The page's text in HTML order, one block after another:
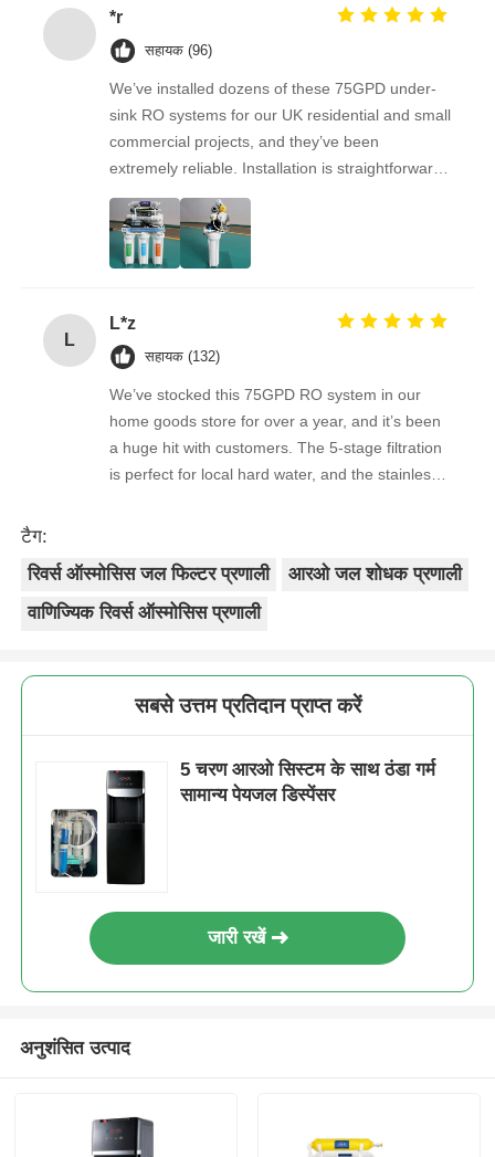
*r
सहायक (96)
We’ve installed dozens of these 75GPD under-
sink RO systems for our UK residential and small
commercial projects, and they’ve been
extremely reliable. Installation is straightforward,
the filters are easy to replace, and the water
quality feedback from clients has been
overwhelmingly positive. The supplier is great to
work with — orders arrive on time, packaging is
consistent. As a repeat buyer, we couldn’t be
happier with both the product and the service.
L
L*z
सहायक (132)
We’ve stocked this 75GPD RO system in our
home goods store for over a year, and it’s been
a huge hit with customers. The 5-stage filtration
is perfect for local hard water, and the stainless
complaints from customers, and very few
returns. Great product to carry!
टैग:
रिवर्स ऑस्मोसिस जल फिल्टर प्रणाली
आरओ जल शोधक प्रणाली
वाणिज्यिक रिवर्स ऑस्मोसिस प्रणाली
सबसे उत्तम प्रतिदान प्राप्त करें
5 चरण आरओ सिस्टम के साथ ठंडा गर्म
सामान्य पेयजल डिस्पेंसर
जारी रखें
अनुशंसित उत्पाद